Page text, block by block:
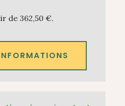
de 362,50 €.